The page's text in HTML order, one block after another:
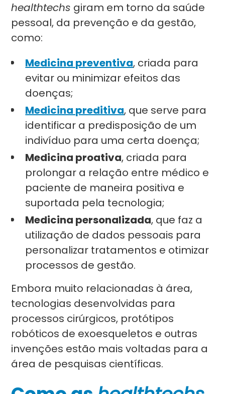
healthtechs giram em torno da saúde
pessoal, da prevenção e da gestão,
como:
Medicina preventiva, criada para
evitar ou minimizar efeitos das
doenças;
Medicina preditiva, que serve para
identificar a predisposição de um
indivíduo para uma certa doença;
Medicina proativa, criada para
prolongar a relação entre médico e
paciente de maneira positiva e
suportada pela tecnologia;
Medicina personalizada, que faz a
utilização de dados pessoais para
personalizar tratamentos e otimizar
processos de gestão.
Embora muito relacionadas à área,
tecnologias desenvolvidas para
processos cirúrgicos, protótipos
robóticos de exoesqueletos e outras
invenções estão mais voltadas para a
área de pesquisas científicas.